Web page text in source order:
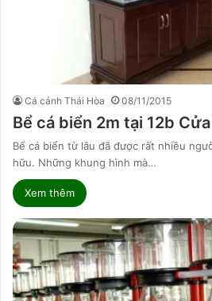
Cá cảnh Thái Hòa 08/11/2015
Bể cá biển 2m tại 12b
Bể cá biển từ lâu đã được rất nhiều
hữu. Những khung hình mà…
Xem thêm